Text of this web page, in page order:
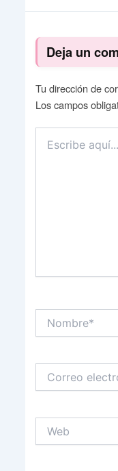
Deja un
Tu dirección de
Los campos
aquí...
electrónico*
Web